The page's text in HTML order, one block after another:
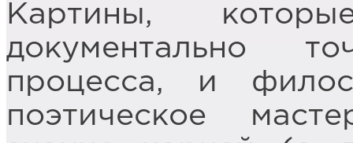
Картины,
документально
процесса, и
поэтическое